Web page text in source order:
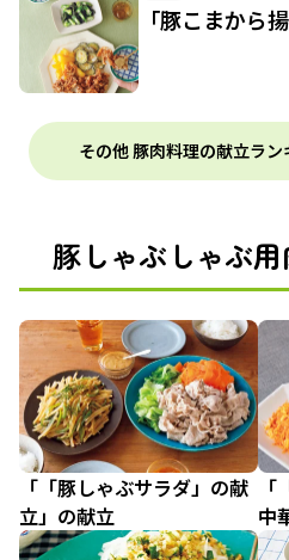
「豚こまから
その他 豚肉料理の献立ラ
豚しゃぶしゃぶ
「「豚しゃぶサラダ」の献
立」の献立
中